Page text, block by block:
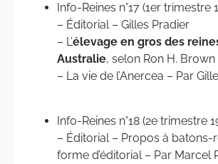
Info-Reines n°17 (1er trimestre
– Éditorial – Gilles Pradier
– L’élevage en gros des
Australie, selon Ron H. Brown
– La vie de l’Anercea – Par
Info-Reines n°18 (2e trimestre
– Éditorial – Propos à batons-
forme d’éditorial – Par Marcel